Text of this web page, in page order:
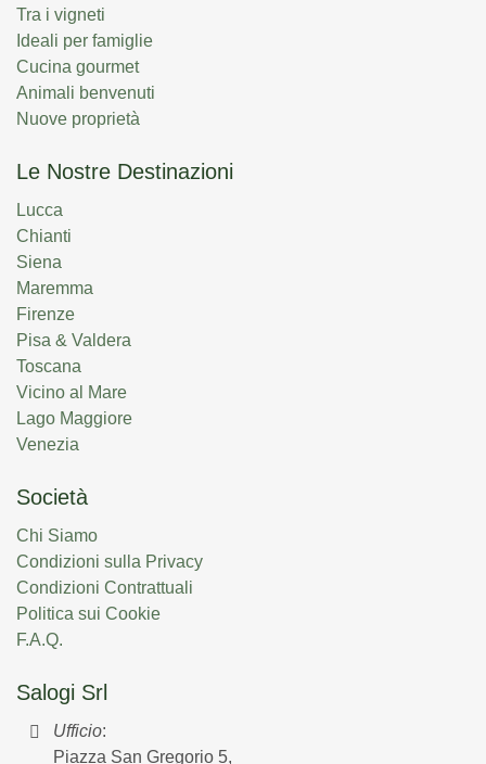
Tra i vigneti
Ideali per famiglie
Cucina gourmet
Animali benvenuti
Nuove proprietà
Le Nostre Destinazioni
Lucca
Chianti
Siena
Maremma
Firenze
Pisa & Valdera
Toscana
Vicino al Mare
Lago Maggiore
Venezia
Società
Chi Siamo
Condizioni sulla Privacy
Condizioni Contrattuali
Politica sui Cookie
F.A.Q.
Salogi Srl
Ufficio:
Piazza San Gregorio 5,